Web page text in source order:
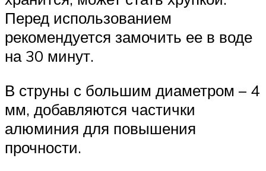
Перед использованием
рекомендуется замочить ее в воде
на 30 минут.
В струны с большим диаметром – 4
мм, добавляются частички
алюминия для повышения
прочности.